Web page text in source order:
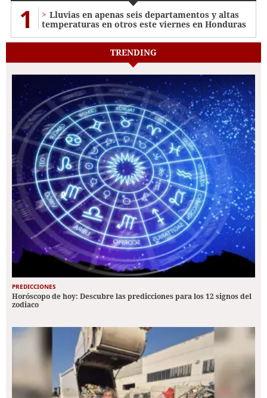
1
Lluvias en apenas seis departamentos y altas
temperaturas en otros este viernes en Honduras
TRENDING
PREDICCIONES
Horóscopo de hoy: Descubre las predicciones para los 12 signos del
zodiaco